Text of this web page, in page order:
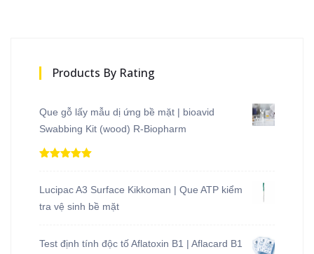
Products By Rating
Que gỗ lấy mẫu dị ứng bề mặt | bioavid
Swabbing Kit (wood) R-Biopharm
sao
Lucipac A3 Surface Kikkoman | Que ATP kiểm
tra vệ sinh bề mặt
Test định tính độc tố Aflatoxin B1 | Aflacard B1